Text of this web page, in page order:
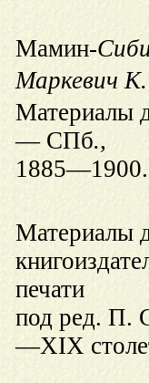
Мамин-
Маркевич
Материалы
— СПб.,
1885—1900.
Материалы
печати
под ред. П.
—XIX